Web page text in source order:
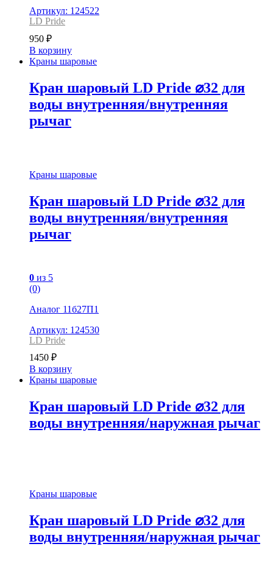
Артикул: 124522
LD Pride
950 ₽
В корзину
Краны шаровые
Кран шаровый LD Pride ⌀32 для
воды внутренняя/внутренняя
рычаг
Краны шаровые
Кран шаровый LD Pride ⌀32 для
воды внутренняя/внутренняя
рычаг
0 из 5
(0)
Аналог 11б27П1
Артикул: 124530
LD Pride
1450 ₽
В корзину
Краны шаровые
Кран шаровый LD Pride ⌀32 для
воды внутренняя/наружная рычаг
Краны шаровые
Кран шаровый LD Pride ⌀32 для
воды внутренняя/наружная рычаг